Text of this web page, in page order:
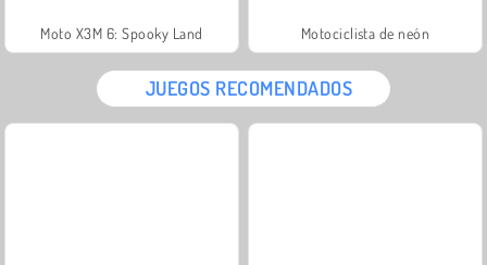
Moto X3M 6: Spooky Land Motociclista de neón
JUEGOS RECOMENDADOS